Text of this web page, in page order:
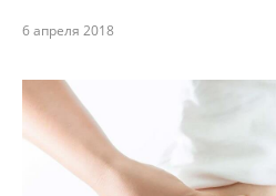
6 апреля 2018